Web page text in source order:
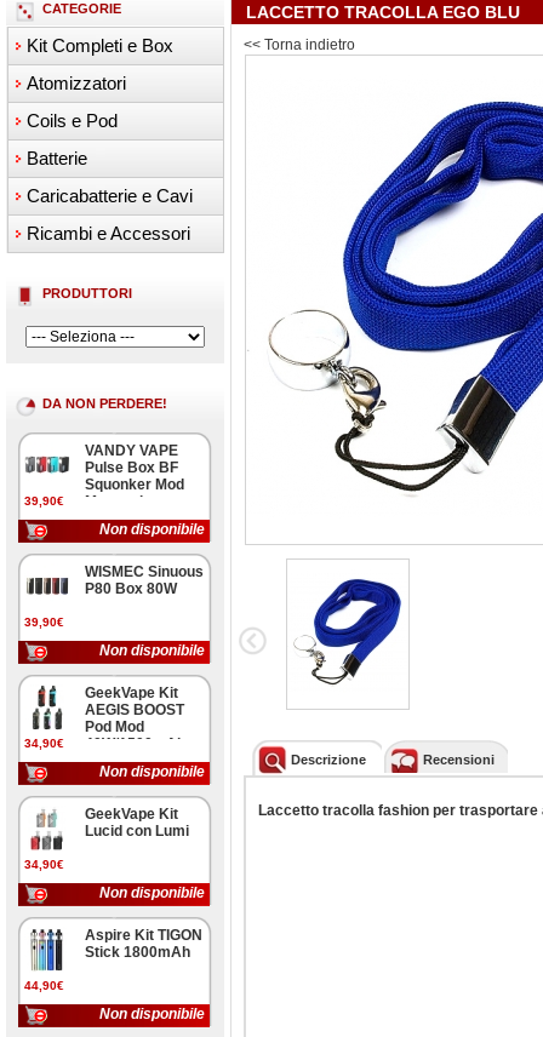
CATEGORIE
Kit Completi e Box
Atomizzatori
Coils e Pod
Batterie
Caricabatterie e Cavi
Ricambi e Accessori
PRODUTTORI
DA NON PERDERE!
39,90€
VANDY VAPE
Pulse Box BF
Squonker Mod
Meccanica
Non disponibile
39,90€
WISMEC Sinuous
P80 Box 80W
Non disponibile
34,90€
GeekVape Kit
AEGIS BOOST
Pod Mod
40W/1500mAh
Non disponibile
34,90€
GeekVape Kit
Lucid con Lumi
Non disponibile
44,90€
Aspire Kit TIGON
Stick 1800mAh
Non disponibile
LACCETTO TRACOLLA EGO BLU
<< Torna indietro
Descrizione Recensioni
Laccetto tracolla fashion per trasportare